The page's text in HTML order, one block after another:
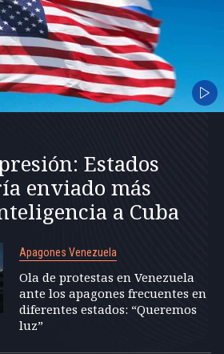
Estados
enviado más
a Cuba
Apagones Venezuela
Ola de protestas en Venezuela
ante los apagones frecuentes en
diferentes estados: “Queremos
luz”